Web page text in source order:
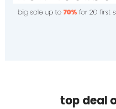
top deal